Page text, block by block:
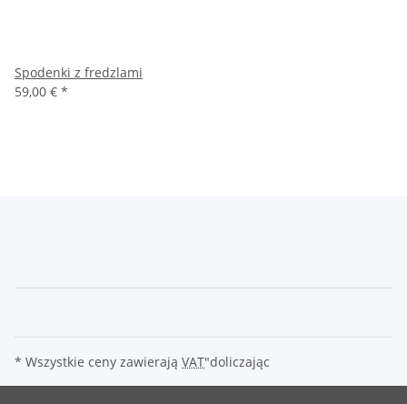
Spodenki z fredzlami
59,00 € *
* Wszystkie ceny zawierają VAT"doliczając